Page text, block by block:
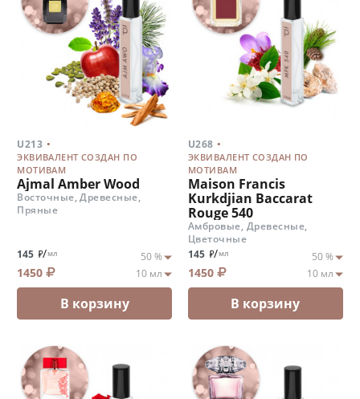
U213 .
ЭКВИВАЛЕНТ СОЗДАН ПО
МОТИВАМ
Ajmal Amber Wood
Восточные, Древесные,
Пряные
145 /мл
1450
В корзину
U268 .
ЭКВИВАЛЕНТ СОЗДАН ПО
МОТИВАМ
Maison Francis
Kurkdjian Baccarat
Rouge 540
Амбровые, Древесные,
Цветочные
145
/мл
1450
В корзину